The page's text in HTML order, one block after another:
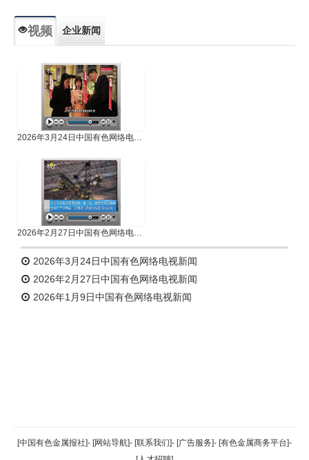
视频 企业新闻
2026年3月24日中国有色网络电视新闻
2026年2月27日中国有色网络电视新闻
2026年3月24日中国有色网络电视新闻
2026年2月27日中国有色网络电视新闻
2026年1月9日中国有色网络电视新闻
返回顶部
[中国有色金属报社]- [网站导航]- [联系我们]- [广告服务]- [有色金属商务平台]-